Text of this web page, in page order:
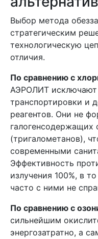
Выбор метода
стратегическим
технологическую
отличия.
По сравнению с
АЭРОЛИТ исключают
транспортировки и
реагентов. Они не
галогенсодержащих
(тригалометанов),
современными
Эффективность
излучения 100%, в
часто с ними не
По сравнению с
сильнейшим
энергозатратно, а